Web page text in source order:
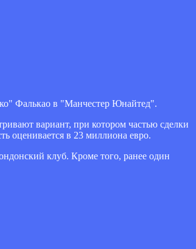
Фалькао в "Манчестер Юнайтед".
вариант, при котором частью сделки
оценивается в 23 миллиона евро.
клуб. Кроме того, ранее один